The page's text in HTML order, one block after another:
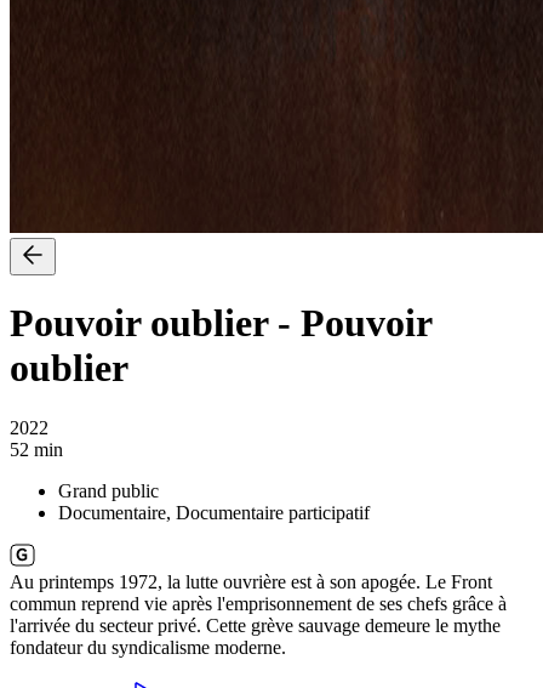
Pouvoir oublier - Pouvoir
oublier
2022
52 min
Grand public
Documentaire, Documentaire participatif
Au printemps 1972, la lutte ouvrière est à son apogée. Le Front
commun reprend vie après l'emprisonnement de ses chefs grâce à
l'arrivée du secteur privé. Cette grève sauvage demeure le mythe
fondateur du syndicalisme moderne.